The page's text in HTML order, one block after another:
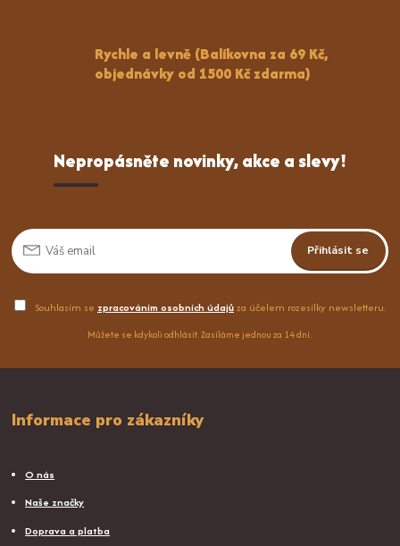
Rychle a levně (Balíkovna za 69 Kč,
objednávky od 1500 Kč zdarma)
Nepropásněte novinky, akce a slevy!
Přihlásit se
Souhlasím se zpracováním osobních údajůza účelem rozesílky newsletteru.
Můžete se kdykoli odhlásit. Zasíláme jednou za 14 dní.
Informace pro zákazníky
O nás
Naše značky
Doprava a platba